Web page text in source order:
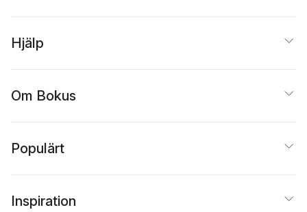
Hjälp
Om Bokus
Populärt
Inspiration